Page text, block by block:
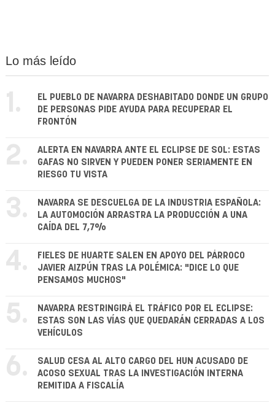
Lo más leído
1.
EL PUEBLO DE NAVARRA DESHABITADO DONDE UN GRUPO
DE PERSONAS PIDE AYUDA PARA RECUPERAR EL
FRONTÓN
2.
ALERTA EN NAVARRA ANTE EL ECLIPSE DE SOL: ESTAS
GAFAS NO SIRVEN Y PUEDEN PONER SERIAMENTE EN
RIESGO TU VISTA
3.
NAVARRA SE DESCUELGA DE LA INDUSTRIA ESPAÑOLA:
LA AUTOMOCIÓN ARRASTRA LA PRODUCCIÓN A UNA
CAÍDA DEL 7,7%
4.
FIELES DE HUARTE SALEN EN APOYO DEL PÁRROCO
JAVIER AIZPÚN TRAS LA POLÉMICA: "DICE LO QUE
PENSAMOS MUCHOS"
5.
NAVARRA RESTRINGIRÁ EL TRÁFICO POR EL ECLIPSE:
ESTAS SON LAS VÍAS QUE QUEDARÁN CERRADAS A LOS
VEHÍCULOS
6.
SALUD CESA AL ALTO CARGO DEL HUN ACUSADO DE
ACOSO SEXUAL TRAS LA INVESTIGACIÓN INTERNA
REMITIDA A FISCALÍA